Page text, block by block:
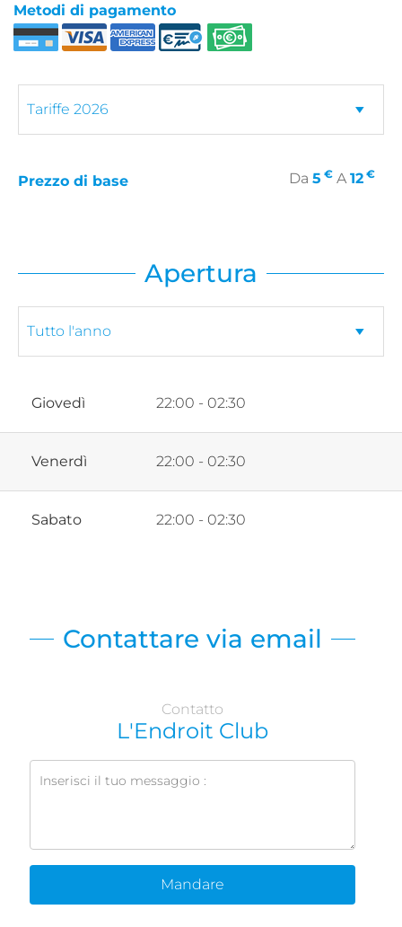
Metodi di pagamento
Prezzo di base Da 5 € A 12 €
Apertura
Giovedì 22:00 - 02:30
Venerdì 22:00 - 02:30
Sabato 22:00 - 02:30
Contattare via email
Contatto
L'Endroit Club
Mandare